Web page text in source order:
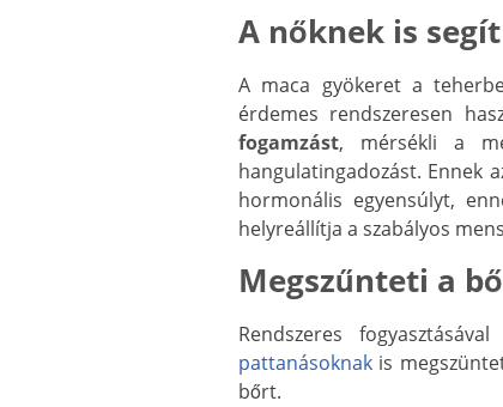
A nőknek is segít
A maca gyökeret a
érdemes rendszeresen
fogamzást, mérsékli a
hangulatingadozást. Ennek
hormonális egyensúlyt,
helyreállítja a szabályos
Megszűnteti a
Rendszeres
pattanásoknak is
bőrt.